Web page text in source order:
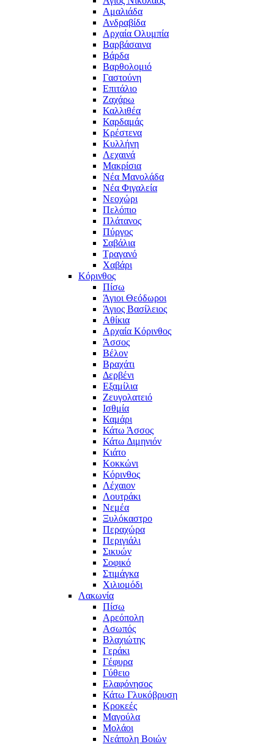
Αμαλιάδα
Ανδραβίδα
Αρχαία Ολυμπία
Βαρβάσαινα
Βάρδα
Βαρθολομιό
Γαστούνη
Επιτάλιο
Ζαχάρω
Καλλιθέα
Καρδαμάς
Κρέστενα
Κυλλήνη
Λεχαινά
Μακρίσια
Νέα Μανολάδα
Νέα Φιγαλεία
Νεοχώρι
Πελόπιο
Πλάτανος
Πύργος
Σαβάλια
Τραγανό
Χαβάρι
Κόρινθος
Πίσω
Άγιοι Θεόδωροι
Άγιος Βασίλειος
Αθίκια
Αρχαία Κόρινθος
Άσσος
Βέλον
Βραχάτι
Δερβένι
Εξαμίλια
Ζευγολατειό
Ισθμία
Καμάρι
Κάτω Άσσος
Κάτω Διμηνιόν
Κιάτο
Κοκκώνι
Κόρινθος
Λέχαιον
Λουτράκι
Νεμέα
Ξυλόκαστρο
Περαχώρα
Περιγιάλι
Σικυών
Σοφικό
Στιμάγκα
Χιλιομόδι
Λακωνία
Πίσω
Αρεόπολη
Ασωπός
Βλαχιώτης
Γεράκι
Γέφυρα
Γύθειο
Ελαφόνησος
Κάτω Γλυκόβρυση
Κροκεές
Μαγούλα
Μολάοι
Νεάπολη Βοιών